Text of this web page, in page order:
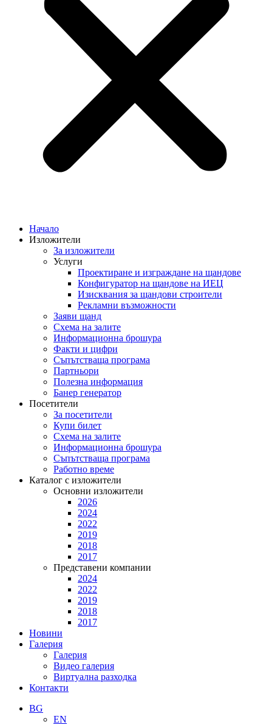
Начало
Изложители
За изложители
Услуги
Проектиране и изграждане на щандове
Конфигуратор на щандове на ИЕЦ
Изисквания за щандови строители
Рекламни възможности
Заяви щанд
Схема на залите
Информационна брошура
Факти и цифри
Съпътстваща програма
Партньори
Полезна информация
Банер генератор
Посетители
За посетители
Купи билет
Схема на залите
Информационна брошура
Съпътстваща програма
Работно време
Каталог с изложители
Основни изложители
2026
2024
2022
2019
2018
2017
Представени компании
2024
2022
2019
2018
2017
Новини
Галерия
Галерия
Видео галерия
Виртуална разходка
Контакти
BG
EN